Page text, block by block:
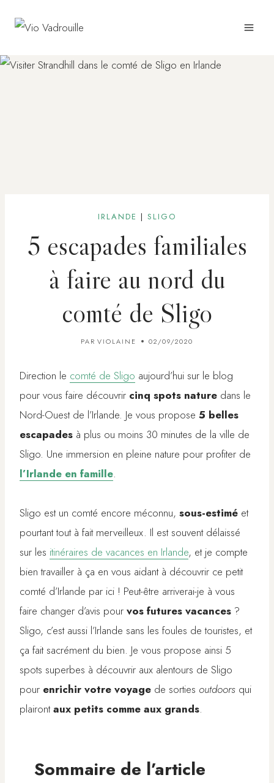
IRLANDE | SLIGO
5 escapades familiales
à faire au nord du
comté de Sligo
PAR VIOLAINE 02/09/2020
Direction le comté de Sligo aujourd’hui sur le blog
pour vous faire découvrir cinq spots nature dans le
Nord-Ouest de l’Irlande. Je vous propose 5 belles
escapades à plus ou moins 30 minutes de la ville de
Sligo. Une immersion en pleine nature pour profiter de
l’Irlande en famille.
Sligo est un comté encore méconnu, sous-estimé et
pourtant tout à fait merveilleux. Il est souvent délaissé
sur les itinéraires de vacances en Irlande, et je compte
bien travailler à ça en vous aidant à découvrir ce petit
comté d’Irlande par ici ! Peut-être arriverai-je à vous
faire changer d’avis pour vos futures vacances ?
Sligo, c’est aussi l’Irlande sans les foules de touristes, et
ça fait sacrément du bien. Je vous propose ainsi 5
spots superbes à découvrir aux alentours de Sligo
pour enrichir votre voyage de sorties outdoors qui
plairontaux petits comme aux grands.
Sommaire de l’article